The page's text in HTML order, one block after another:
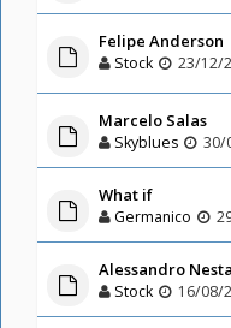
Felipe Anderson
Stock 23/12/
Marcelo Salas
Skyblues 30/
What if
Germanico
Alessandro Nesta
Stock 16/08/